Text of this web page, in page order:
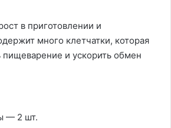
в приготовлении и
много клетчатки, которая
пищеварение и ускорить обмен
— 2 шт.